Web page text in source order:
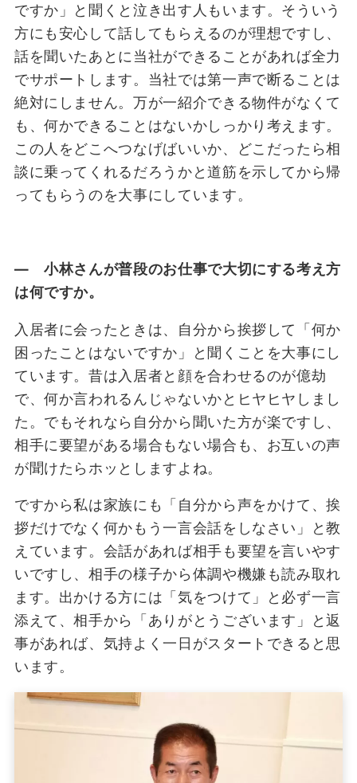
ですか」と聞くと泣き出す人もいます。そういう
方にも安心して話してもらえるのが理想ですし、
話を聞いたあとに当社ができることがあれば全力
でサポートします。当社では第一声で断ることは
絶対にしません。万が一紹介できる物件がなくて
も、何かできることはないかしっかり考えます。
この人をどこへつなげばいいか、どこだったら相
談に乗ってくれるだろうかと道筋を示してから帰
ってもらうのを大事にしています。
― 小林さんが普段のお仕事で大切にする考え方
は何ですか。
入居者に会ったときは、自分から挨拶して「何か
困ったことはないですか」と聞くことを大事にし
ています。昔は入居者と顔を合わせるのが億劫
で、何か言われるんじゃないかとヒヤヒヤしまし
た。でもそれなら自分から聞いた方が楽ですし、
相手に要望がある場合もない場合も、お互いの声
が聞けたらホッとしますよね。
ですから私は家族にも「自分から声をかけて、挨
拶だけでなく何かもう一言会話をしなさい」と教
えています。会話があれば相手も要望を言いやす
いですし、相手の様子から体調や機嫌も読み取れ
ます。出かける方には「気をつけて」と必ず一言
添えて、相手から「ありがとうございます」と返
事があれば、気持よく一日がスタートできると思
います。